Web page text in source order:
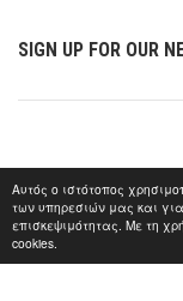
Αυτός ο ιστότοπος
των υπηρεσιών μας και
επισκεψιμότητας. Με τη
cookies.
SIGN UP FOR OUR